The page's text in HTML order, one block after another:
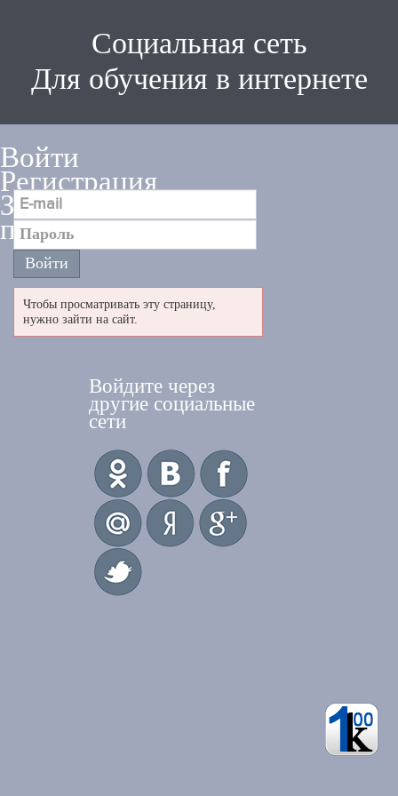
Социальная сеть
Для обучения в интернете
Войти
Регистрация
Забыли
пароль
Чтобы просматривать эту страницу,
нужно зайти на сайт.
Войдите через
другие социальные
сети